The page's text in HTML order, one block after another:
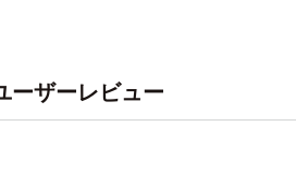
ーザーレビュー